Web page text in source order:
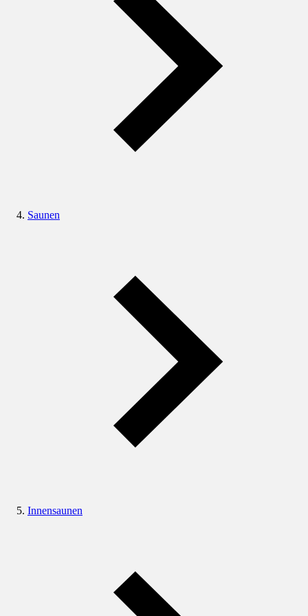
Saunen
Innensaunen